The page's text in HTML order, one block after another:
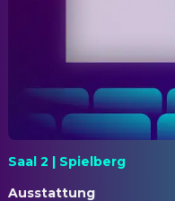
Saal 2 | Spielberg
Ausstattung